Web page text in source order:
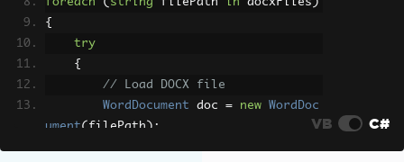
{
try
{
// Load DOCX file
WordDocument doc = new
WordDoc
ument( filePath ); VB C#